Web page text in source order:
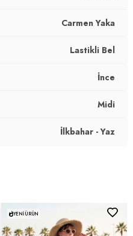
Carmen Yaka
Lastikli Bel
İnce
Midi
İlkbahar - Yaz
YENI ÜRÜN